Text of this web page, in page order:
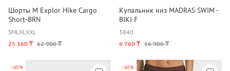
Шорты M Explor Hike Cargo
Short-BRN
SMLXLXXL
25 160 ₸ 62 900 ₸
Купальник низ MADRAS SWIM -
BIKI F
3840
6 760 ₸ 16 900 ₸
-60% -60%